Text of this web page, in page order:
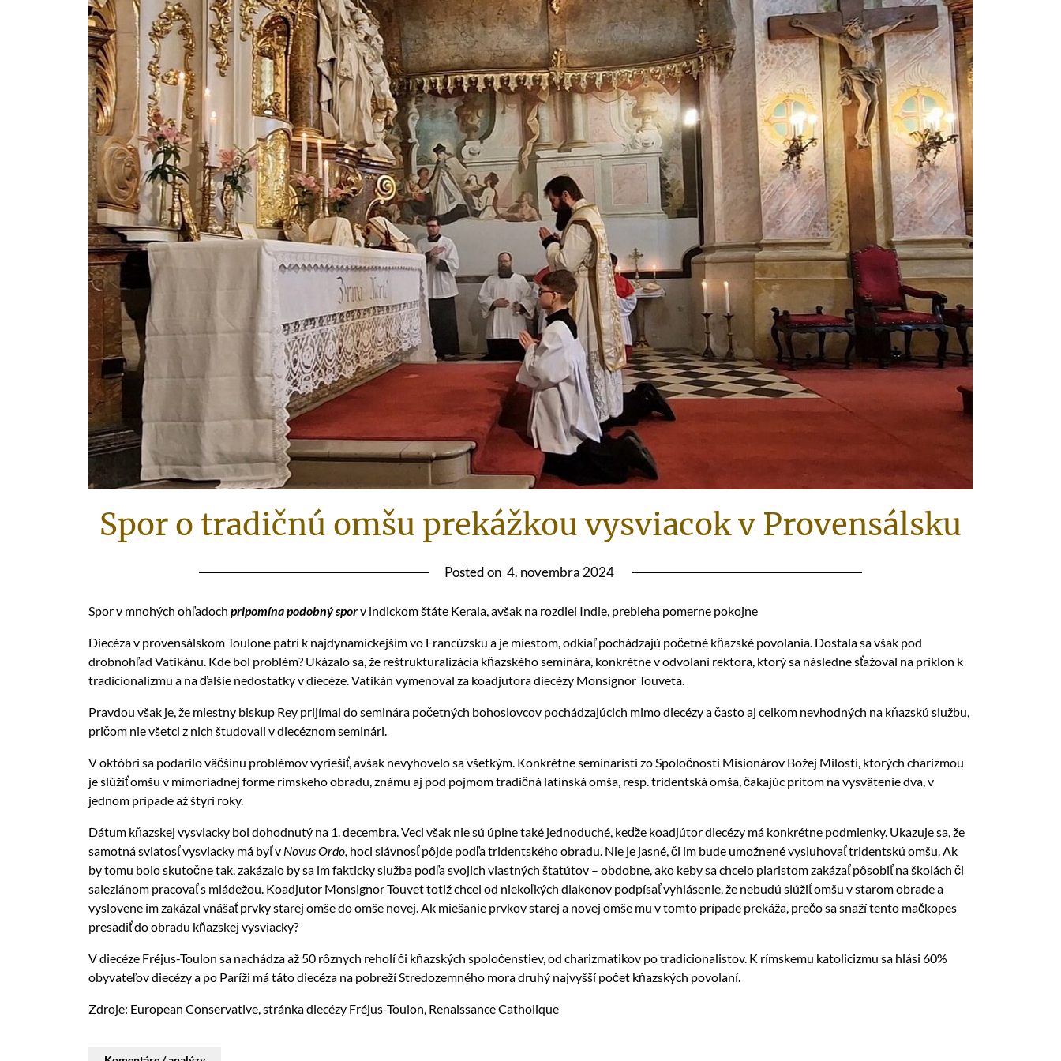
Spor o tradičnú omšu prekážkou vysviacok v Provensálsku
Posted on 4. novembra 2024
Spor v mnohých ohľadoch pripomína podobný sporv indickom štáte Kerala, avšak na rozdiel Indie, prebieha pomerne pokojne
Diecéza v provensálskom Toulone patrí k najdynamickejším vo Francúzsku a je miestom, odkiaľ pochádzajú početné kňazské povolania. Dostala sa však pod
drobnohľad Vatikánu. Kde bol problém? Ukázalo sa, že reštrukturalizácia kňazského seminára, konkrétne v odvolaní rektora, ktorý sa následne sťažoval na príklon k
tradicionalizmu a na ďalšie nedostatky v diecéze. Vatikán vymenoval za koadjutora diecézy Monsignor Touveta.
Pravdou však je, že miestny biskup Rey prijímal do seminára početných bohoslovcov pochádzajúcich mimo diecézy a často aj celkom nevhodných na kňazskú službu,
pričom nie všetci z nich študovali v diecéznom seminári.
V októbri sa podarilo väčšinu problémov vyriešiť, avšak nevyhovelo sa všetkým. Konkrétne seminaristi zo Spoločnosti Misionárov Božej Milosti, ktorých charizmou
je slúžiť omšu v mimoriadnej forme rímskeho obradu, známu aj pod pojmom tradičná latinská omša, resp. tridentská omša, čakajúc pritom na vysvätenie dva, v
jednom prípade až štyri roky.
Dátum kňazskej vysviacky bol dohodnutý na 1. decembra. Veci však nie sú úplne také jednoduché, keďže koadjútor diecézy má konkrétne podmienky. Ukazuje sa, že
samotná sviatosť vysviacky má byť v Novus Ordo, hoci slávnosť pôjde podľa tridentského obradu. Nie je jasné, či im bude umožnené vysluhovať tridentskú omšu. Ak
by tomu bolo skutočne tak, zakázalo by sa im fakticky služba podľa svojich vlastných štatútov – obdobne, ako keby sa chcelo piaristom zakázať pôsobiť na školách či
saleziánom pracovať s mládežou. Koadjutor Monsignor Touvet totiž chcel od niekoľkých diakonov podpísať vyhlásenie, že nebudú slúžiť omšu v starom obrade a
vyslovene im zakázal vnášať prvky starej omše do omše novej. Ak miešanie prvkov starej a novej omše mu v tomto prípade prekáža, prečo sa snaží tento mačkopes
presadiť do obradu kňazskej vysviacky?
V diecéze Fréjus-Toulon sa nachádza až 50 rôznych reholí či kňazských spoločenstiev, od charizmatikov po tradicionalistov. K rímskemu katolicizmu sa hlási 60%
obyvateľov diecézy a po Paríži má táto diecéza na pobreží Stredozemného mora druhý najvyšší počet kňazských povolaní.
Zdroje: European Conservative, stránka diecézy Fréjus-Toulon, Renaissance Catholique